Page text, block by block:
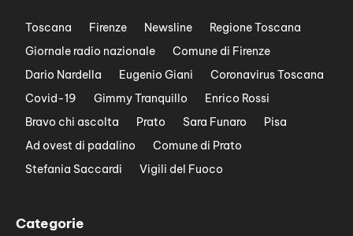
Toscana Firenze Newsline
Regione Toscana
Giornale radio nazionale
Comune di Firenze
Dario Nardella
Eugenio Giani
Coronavirus Toscana
Covid-19
Gimmy Tranquillo
Enrico Rossi
Bravo chi ascolta
Prato Sara Funaro
Pisa
Ad ovest di padalino
Comune di Prato
Stefania Saccardi
Vigili del Fuoco
Categorie